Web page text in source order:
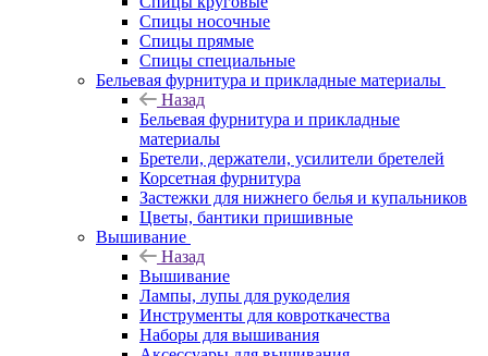
Спицы носочные
Спицы прямые
Спицы специальные
Бельевая фурнитура и прикладные материалы
Назад
Бельевая фурнитура и прикладные
материалы
Бретели, держатели, усилители бретелей
Корсетная фурнитура
Застежки для нижнего белья и купальников
Цветы, бантики пришивные
Вышивание
Назад
Вышивание
Лампы, лупы для рукоделия
Инструменты для ковроткачества
Наборы для вышивания